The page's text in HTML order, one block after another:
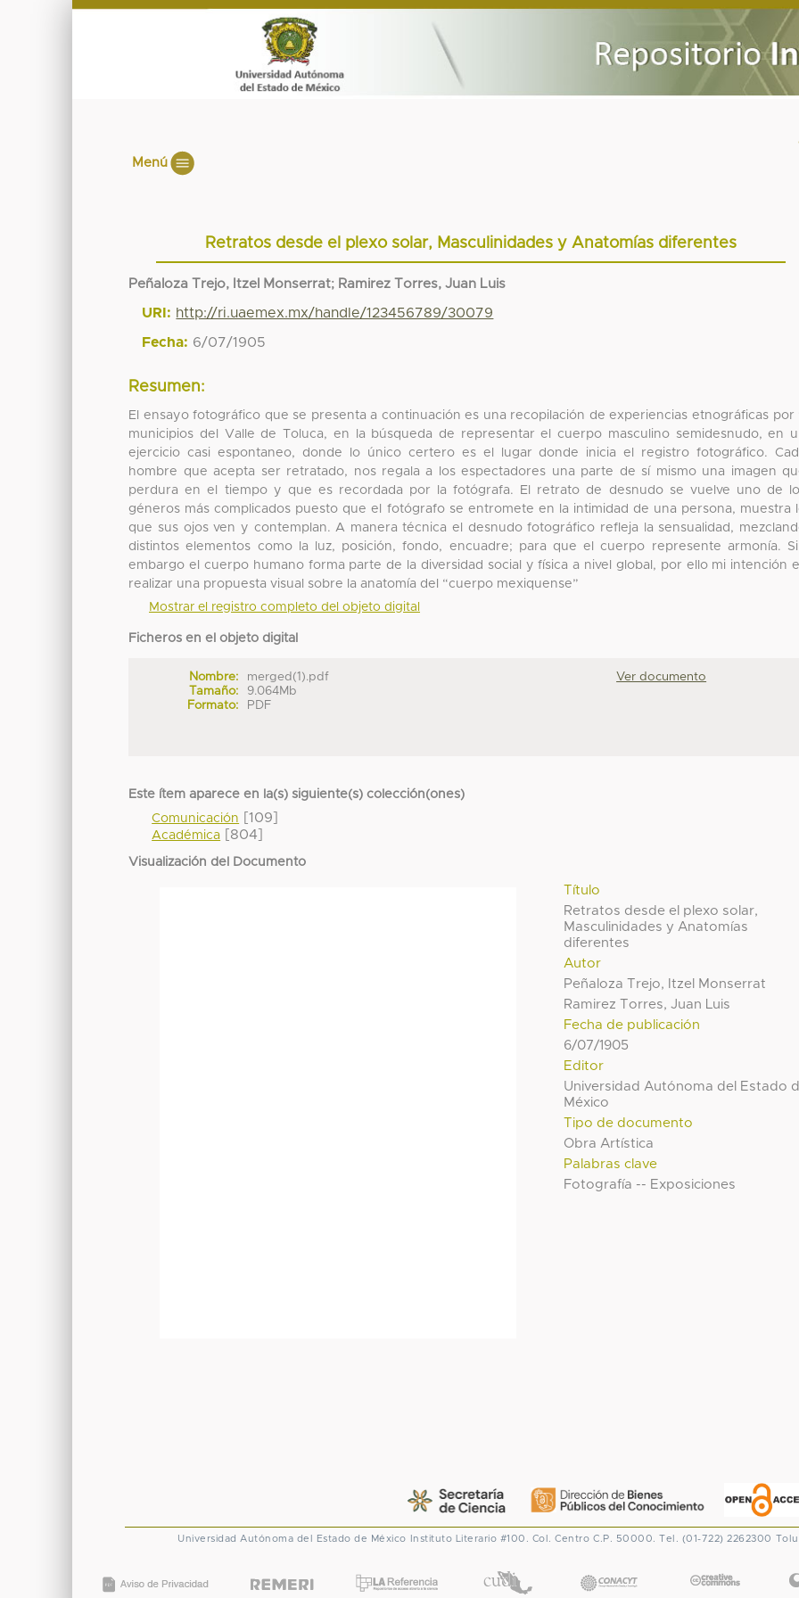
Menú
Retratos desde el plexo solar, Masculinidades y Anatomías diferentes
Peñaloza Trejo, Itzel Monserrat; Ramirez Torres, Juan Luis
URI: http://ri.uaemex.mx/handle/123456789/30079
Fecha: 6/07/1905
Resumen:
El ensayo fotográfico que se presenta a continuación es una recopilación de experiencias etnográficas por
municipios del Valle de Toluca, en la búsqueda de representar el cuerpo masculino semidesnudo, en
ejercicio casi espontaneo, donde lo único certero es el lugar donde inicia el registro fotográfico.
hombre que acepta ser retratado, nos regala a los espectadores una parte de sí mismo una imagen
perdura en el tiempo y que es recordada por la fotógrafa. El retrato de desnudo se vuelve uno de
géneros más complicados puesto que el fotógrafo se entromete en la intimidad de una persona, muestra
que sus ojos ven y contemplan. A manera técnica el desnudo fotográfico refleja la sensualidad,
distintos elementos como la luz, posición, fondo, encuadre; para que el cuerpo represente armonía.
embargo el cuerpo humano forma parte de la diversidad social y física a nivel global, por ello mi intención
realizar una propuesta visual sobre la anatomía del “cuerpo mexiquense”
Mostrar el registro completo del objeto digital
Ficheros en el objeto digital
Nombre:
merged(1).pdf
Tamaño:
9.064Mb
Formato:
PDF
Ver documento
Este ítem aparece en la(s) siguiente(s) colección(ones)
Comunicación
[109]
Académica [804]
Visualización del Documento
Título
Retratos desde el plexo solar,
Masculinidades y Anatomías
diferentes
Autor
Peñaloza Trejo, Itzel Monserrat
Ramirez Torres, Juan Luis
Fecha de publicación
6/07/1905
Editor
Universidad Autónoma del Estado
México
Tipo de documento
Obra Artística
Palabras clave
Fotografía -- Exposiciones
Universidad Autónoma del Estado de México Instituto Literario #100. Col. Centro C.P. 50000. Tel. (01-722) 2262300